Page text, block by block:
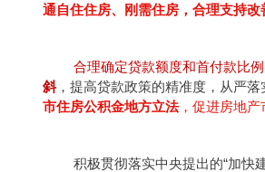
通自住住房、刚需住房，合理支持
合理确定贷款额度和首付款比例
斜，提高贷款政策的精准度，从严落
市住房公积金地方立法，促进房地产
积极贯彻落实中央提出的“加快